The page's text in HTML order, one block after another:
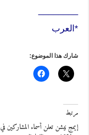
*العرب
شارك هذا الموضوع:
مرتبط
إيمج نيشن تعلن أسماء المشاركين في